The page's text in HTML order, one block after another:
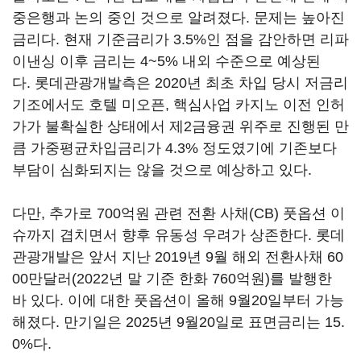
중은행과 논의 중인 것으로 알려졌다. 문제는 높아진
금리다. 현재 기준금리가 3.5%인 점을 감안하면 리파
이낸싱 이후 금리는 4~5% 내외 수준으로 예상된
다. 롯데관광개발측은 2020년 최초 차입 당시 저금리
기조에서도 호텔 미오픈, 핵심사업 카지노 이전 인허
가가 불확실한 상태에서 제2금융권 위주로 진행된 만
큼 가중평균차입금리가 4.3% 정도였기에 기존보다
부담이 심화되지는 않을 것으로 예상하고 있다.
다만, 추가로 700억원 관련 전환 사채(CB) 풋옵션 이
슈까지 겹치면서 향후 유동성 우려가 상존한다. 롯데
관광개발은 앞서 지난 2019년 9월 해외 전환사채 60
00만달러(2022년 말 기준 한화 760억원)를 발행한
바 있다. 이에 대한 풋옵션이 올해 9월20일부터 가능
해졌다. 만기일은 2025년 9월20일로 표면금리는 15.
0%다.